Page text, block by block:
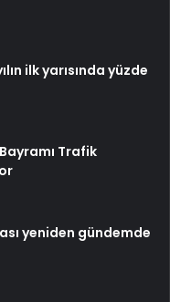
ilk yarısında yüzde
Trafik
yeniden gündemde